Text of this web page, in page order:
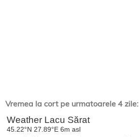
Vremea la cort pe urmatoarele 4 zile: